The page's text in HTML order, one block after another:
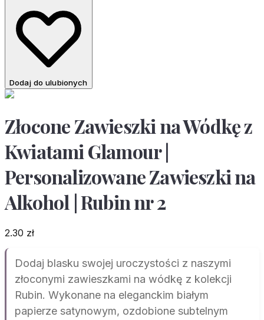
Dodaj do ulubionych
Złocone Zawieszki na Wódkę z
Kwiatami Glamour |
Personalizowane Zawieszki na
Alkohol | Rubin nr 2
2.30 zł
Dodaj blasku swojej uroczystości z naszymi
złoconymi zawieszkami na wódkę z kolekcji
Rubin. Wykonane na eleganckim białym
papierze satynowym, ozdobione subtelnym